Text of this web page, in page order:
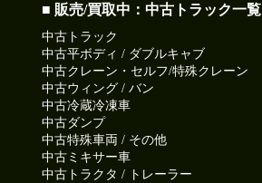
■ 販売/買取中：中古トラック一覧
中古トラック
中古平ボディ / ダブルキャブ
中古クレーン・セルフ/特殊クレーン
中古ウィング / バン
中古冷蔵冷凍車
中古ダンプ
中古特殊車両 / その他
中古ミキサー車
中古トラクタ / トレーラー